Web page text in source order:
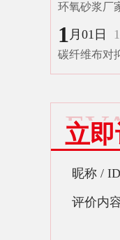
环氧砂浆厂
1 月01日
碳纤维布对
立
昵称 / ID
评价内